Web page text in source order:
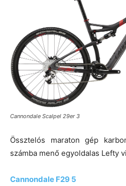
Cannondale Scalpel 29er 3
Össztelós maraton gép
számba menő egyoldalas Lefty
Cannondale F29 5